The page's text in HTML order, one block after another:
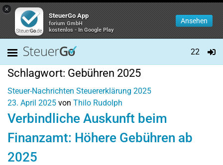
×
SteuerGo App
forium GmbH
kostenlos - In Google Play
Ansehen
22
Schlagwort: Gebühren 2025
Steuer-Nachrichten Steuererklärung 2025
23. April 2025 von Thilo Rudolph
Verbindliche Auskunft beim
Finanzamt: Höhere Gebühren ab
2025